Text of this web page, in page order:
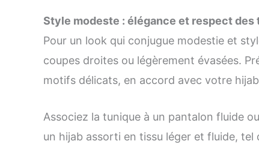
Style modeste : élégance et respect des
Pour un look qui conjugue modestie et
coupes droites ou légèrement évasées.
motifs délicats, en accord avec votre
Associez la tunique à un pantalon fluide
un hijab assorti en tissu léger et fluide,